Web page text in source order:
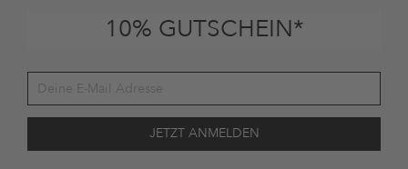
10% GUTSCHEIN*